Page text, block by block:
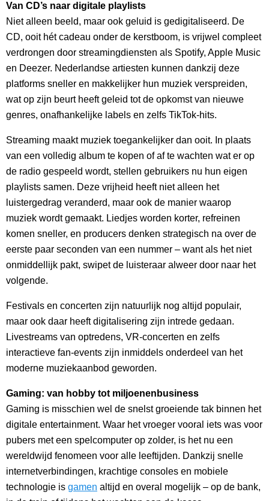
Van CD’s naar digitale playlists
Niet alleen beeld, maar ook geluid is gedigitaliseerd. De
CD, ooit hét cadeau onder de kerstboom, is vrijwel compleet
verdrongen door streamingdiensten als Spotify, Apple Music
en Deezer. Nederlandse artiesten kunnen dankzij deze
platforms sneller en makkelijker hun muziek verspreiden,
wat op zijn beurt heeft geleid tot de opkomst van nieuwe
genres, onafhankelijke labels en zelfs TikTok-hits.
Streaming maakt muziek toegankelijker dan ooit. In plaats
van een volledig album te kopen of af te wachten wat er op
de radio gespeeld wordt, stellen gebruikers nu hun eigen
playlists samen. Deze vrijheid heeft niet alleen het
luistergedrag veranderd, maar ook de manier waarop
muziek wordt gemaakt. Liedjes worden korter, refreinen
komen sneller, en producers denken strategisch na over de
eerste paar seconden van een nummer – want als het niet
onmiddellijk pakt, swipet de luisteraar alweer door naar het
volgende.
Festivals en concerten zijn natuurlijk nog altijd populair,
maar ook daar heeft digitalisering zijn intrede gedaan.
Livestreams van optredens, VR-concerten en zelfs
interactieve fan-events zijn inmiddels onderdeel van het
moderne muziekaanbod geworden.
Gaming: van hobby tot miljoenenbusiness
Gaming is misschien wel de snelst groeiende tak binnen het
digitale entertainment. Waar het vroeger vooral iets was voor
pubers met een spelcomputer op zolder, is het nu een
wereldwijd fenomeen voor alle leeftijden. Dankzij snelle
internetverbindingen, krachtige consoles en mobiele
technologie is gamen altijd en overal mogelijk – op de bank,